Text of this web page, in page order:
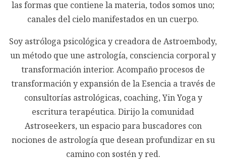
las formas que contiene la materia, todos somos uno;
canales del cielo manifestados en un cuerpo.
Soy astróloga psicológica y creadora de Astroembody,
un método que une astrología, consciencia corporal y
transformación interior. Acompaño procesos de
transformación y expansión de la Esencia a través de
consultorías astrológicas, coaching, Yin Yoga y
escritura terapéutica. Dirijo la comunidad
Astroseekers, un espacio para buscadores con
nociones de astrología que desean profundizar en su
camino con sostén y red.